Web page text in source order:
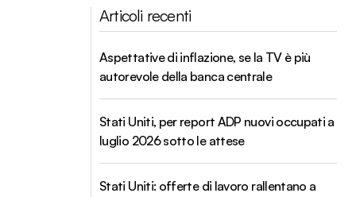
corporate
Articoli recenti
Aspettative di inflazione, se la TV è più
autorevole della banca centrale
Stati Uniti, per report ADP nuovi occupati a
luglio 2026 sotto le attese
Stati Uniti: offerte di lavoro rallentano a